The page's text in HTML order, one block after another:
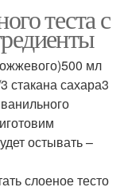
теста с
мл
стакана сахара3
остывать –
слоеное тесто